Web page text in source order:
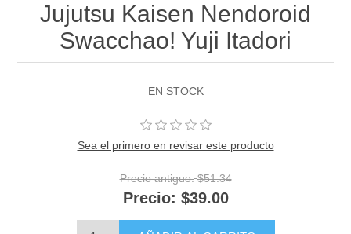
Jujutsu Kaisen Nendoroid
Swacchao! Yuji Itadori
EN STOCK
Sea el primero en revisar este producto
Precio antiguo: $51.34
Precio: $39.00